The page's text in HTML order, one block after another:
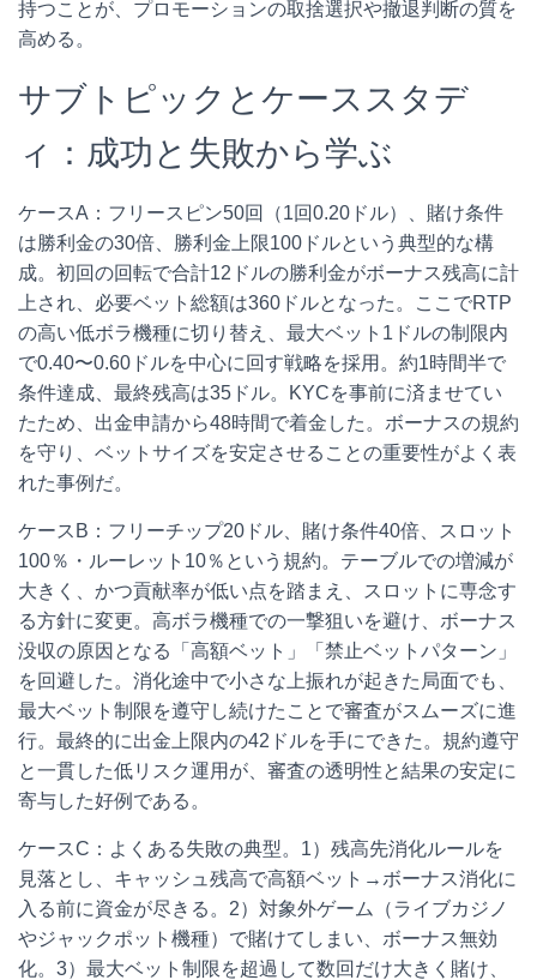
持つことが、プロモーションの取捨選択や撤退判断の質を
高める。
サブトピックとケーススタデ
ィ：成功と失敗から学ぶ
ケースA：フリースピン50回（1回0.20ドル）、賭け条件
は勝利金の30倍、勝利金上限100ドルという典型的な構
成。初回の回転で合計12ドルの勝利金がボーナス残高に計
上され、必要ベット総額は360ドルとなった。ここでRTP
の高い低ボラ機種に切り替え、最大ベット1ドルの制限内
で0.40〜0.60ドルを中心に回す戦略を採用。約1時間半で
条件達成、最終残高は35ドル。KYCを事前に済ませてい
たため、出金申請から48時間で着金した。ボーナスの規約
を守り、ベットサイズを安定させることの重要性がよく表
れた事例だ。
ケースB：フリーチップ20ドル、賭け条件40倍、スロット
100％・ルーレット10％という規約。テーブルでの増減が
大きく、かつ貢献率が低い点を踏まえ、スロットに専念す
る方針に変更。高ボラ機種での一撃狙いを避け、ボーナス
没収の原因となる「高額ベット」「禁止ベットパターン」
を回避した。消化途中で小さな上振れが起きた局面でも、
最大ベット制限を遵守し続けたことで審査がスムーズに進
行。最終的に出金上限内の42ドルを手にできた。規約遵守
と一貫した低リスク運用が、審査の透明性と結果の安定に
寄与した好例である。
ケースC：よくある失敗の典型。1）残高先消化ルールを
見落とし、キャッシュ残高で高額ベット→ボーナス消化に
入る前に資金が尽きる。2）対象外ゲーム（ライブカジノ
やジャックポット機種）で賭けてしまい、ボーナス無効
化。3）最大ベット制限を超過して数回だけ大きく賭け、